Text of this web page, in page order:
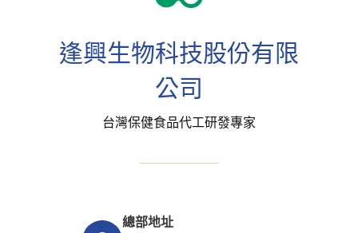
逢興生物科技股份有限
公司
台灣保健食品代工研發專家
總部地址